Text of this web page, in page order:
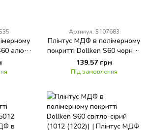
алю-
Артикул: 5107683
Плінтус МДФ в полімерному
покритті Dollken S60 чорний
(1001 (1144))
139.57 грн
Під замовлення